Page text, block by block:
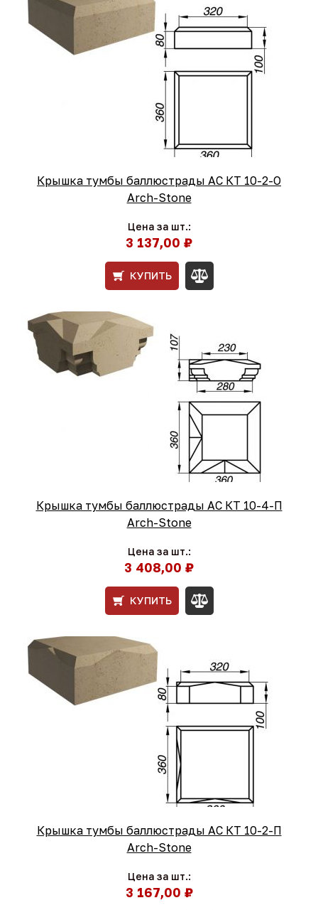
Крышка тумбы баллюстрады АС КТ 10-2-O
Arch-Stone
Цена за шт.:
3 137,00 ₽
КУПИТЬ
Крышка тумбы баллюстрады АС КТ 10-4-П
Arch-Stone
Цена за шт.:
3 408,00 ₽
КУПИТЬ
Крышка тумбы баллюстрады АС КТ 10-2-П
Arch-Stone
Цена за шт.:
3 167,00 ₽